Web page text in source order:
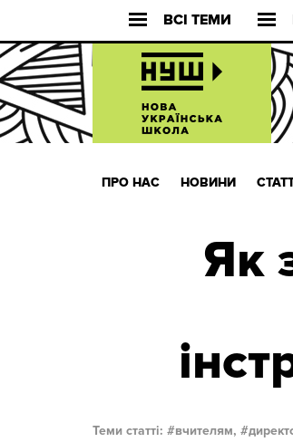
ВСІ ТЕМИ
ПРО НАС НОВИНИ
Як
Теми статті: вчителям,